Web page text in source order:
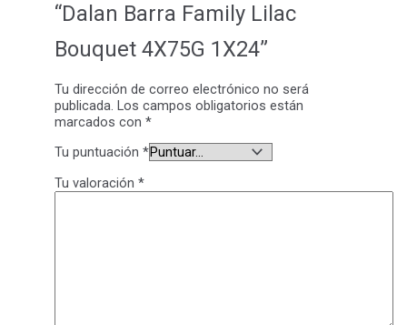
“Dalan Barra Family Lilac
Bouquet 4X75G 1X24”
Tu dirección de correo electrónico no será
publicada. Los campos obligatorios están
marcados con *
Tu puntuación *
Tu valoración *